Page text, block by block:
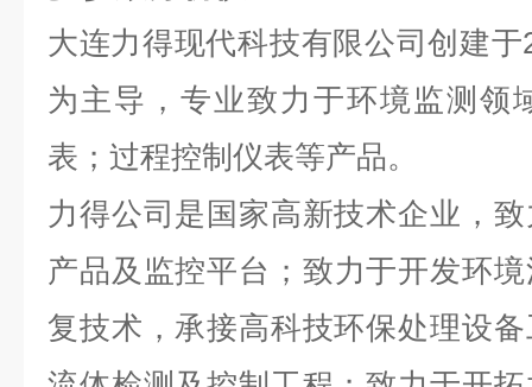
大连力得现代科技有限公司创建于
为主导，专业致力于环境监测领
表；过程控制仪表等产品。
力得公司是国家高新技术企业，
产品及监控平台；致力于开发环
复技术，承接高科技环保处理设